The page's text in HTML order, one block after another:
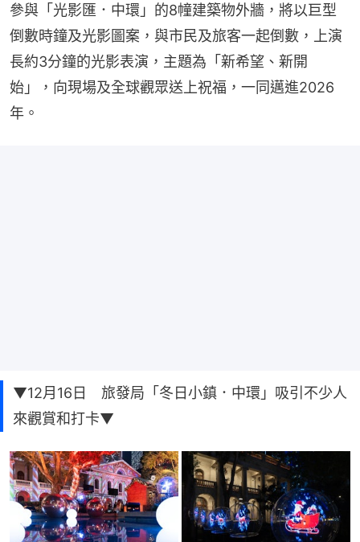
參與「光影匯．中環」的8幢建築物外牆，將以巨型
倒數時鐘及光影圖案，與市民及旅客一起倒數，上演
長約3分鐘的光影表演，主題為「新希望、新開
始」，向現場及全球觀眾送上祝福，一同邁進2026
年。
▼12月16日 旅發局「冬日小鎮．中環」吸引不少人
來觀賞和打卡▼